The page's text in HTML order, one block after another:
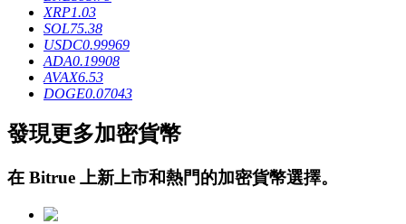
借貸寶
借貸數字貨幣，及時且安全的服務
XRP1.03
SOL75.38
USDC0.99969
ADA0.19908
AVAX6.53
DOGE0.07043
發現更多加密貨幣
在 Bitrue 上新上市和熱門的加密貨幣選擇。